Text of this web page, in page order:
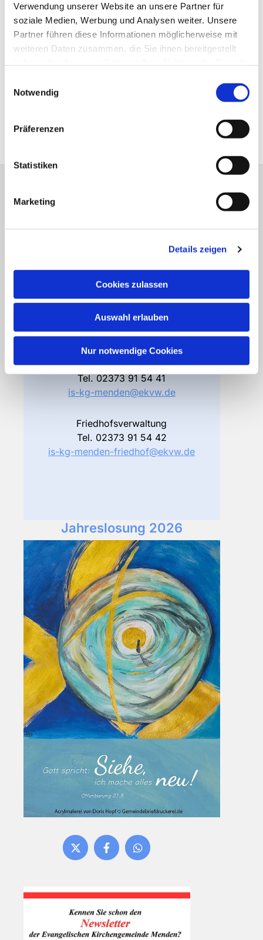
Verwendung unserer Website an unsere Partner für
soziale Medien, Werbung und Analysen weiter. Unsere
Partner führen diese Informationen möglicherweise mit
weiteren Daten zusammen, die Sie ihnen bereitgestellt
Notwendig
Präferenzen
Statistiken
Marketing
Details zeigen
Cookies zulassen
Auswahl erlauben
Nur notwendige Cookies
Friedhofsverwaltung
58706 Menden
Öffnungszeiten
Di – Fr 10.00 – 12.30 Uhr
Do 15.00 – 17.00 Uhr
und nach Vereinbarung
Gemeindebüro
Tel.02373 91 54 41
is-kg-menden@ekvw.de
Friedhofsverwaltung
Tel. 02373 91 54 42
is-kg-menden-friedhof@ekvw.de
Jahreslosung 2026